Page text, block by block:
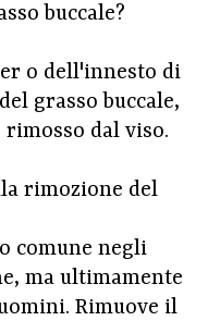
buccale?
o dell'innesto di
grasso buccale,
rimosso dal viso.
rimozione del
comune negli
ma ultimamente
Rimuove il